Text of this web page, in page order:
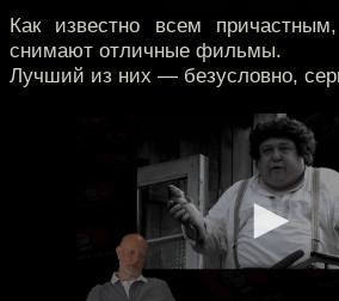
Как известно всем
снимают отличные фильмы.
Лучший из них — безусловно,